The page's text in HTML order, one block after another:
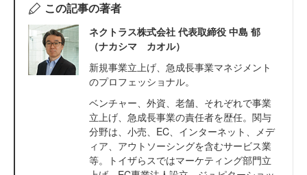
この記事の著者
ネクトラス株式会社 代表取締役 中島 郁
（ナカシマ カオル）
新規事業立上げ、急成長事業マネジメント
のプロフェッショナル。
ベンチャー、外資、老舗、それぞれで事業
立上げ、急成長事業の責任者を歴任。関与
分野は、小売、EC、インターネット、メデ
ィア、アウトソーシングを含むサービス業
等。トイザらスではマーケティング部門立